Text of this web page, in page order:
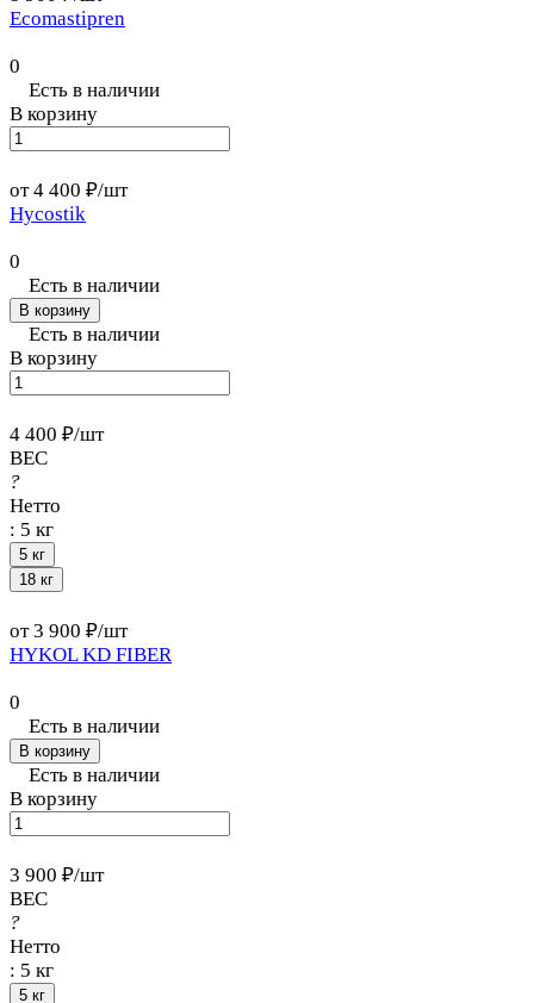
Ecomastipren
0
Есть в наличии
В корзину
от 4 400 ₽/шт
Hycostik
0
Есть в наличии
В корзину
Есть в наличии
В корзину
4 400 ₽/шт
ВЕС
?
Нетто
: 5 кг
5 кг
18 кг
от 3 900 ₽/шт
HYKOL KD FIBER
0
Есть в наличии
В корзину
Есть в наличии
В корзину
3 900 ₽/шт
ВЕС
?
Нетто
: 5 кг
5 кг